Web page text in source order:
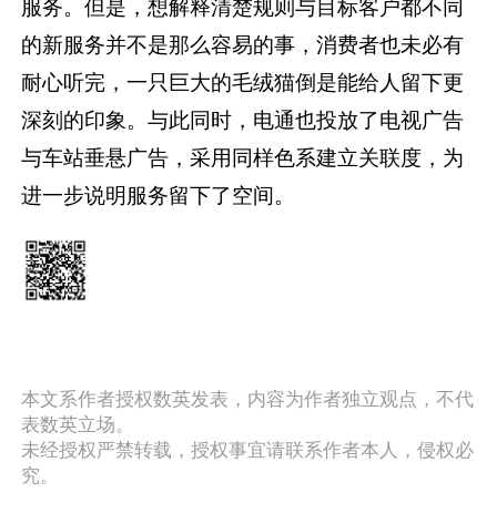
服务。但是，想解释清楚规则与目标客户都不同
的新服务并不是那么容易的事，消费者也未必有
耐心听完，一只巨大的毛绒猫倒是能给人留下更
深刻的印象。与此同时，电通也投放了电视广告
与车站垂悬广告，采用同样色系建立关联度，为
进一步说明服务留下了空间。
本文系作者授权数英发表，内容为作者独立观点，不代
表数英立场。
未经授权严禁转载，授权事宜请联系作者本人，侵权必
究。